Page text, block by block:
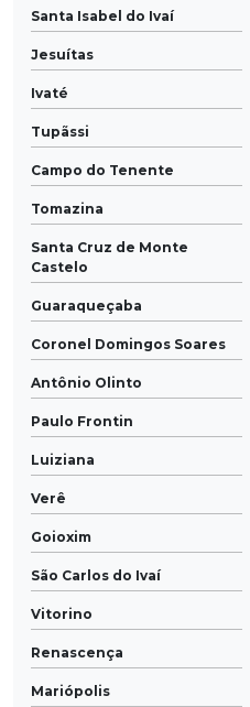
Santa Isabel do Ivaí
Jesuítas
Ivaté
Tupãssi
Campo do Tenente
Tomazina
Santa Cruz de Monte
Castelo
Guaraqueçaba
Coronel Domingos Soares
Antônio Olinto
Paulo Frontin
Luiziana
Verê
Goioxim
São Carlos do Ivaí
Vitorino
Renascença
Mariópolis